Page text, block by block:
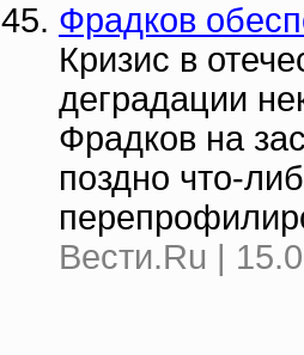
Фрадков
Кризис в
деградации
Фрадков на
поздно что-
Вести.Ru |